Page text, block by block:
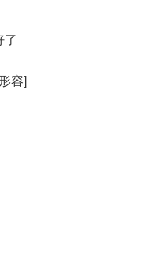
了
容]